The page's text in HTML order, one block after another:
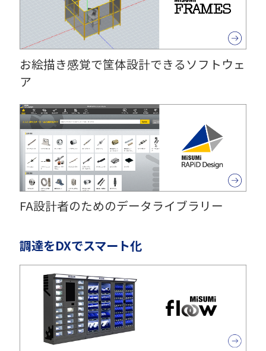
お絵描き感覚で筐体設計できるソフトウェ
ア
FA設計者のためのデータライブラリー
調達をDXでスマート化